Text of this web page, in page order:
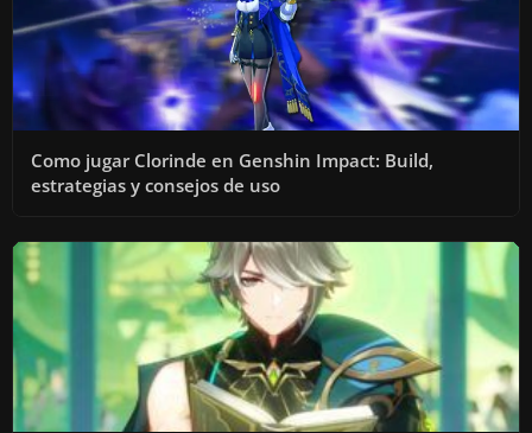
Como jugar Clorinde en Genshin Impact: Build,
estrategias y consejos de uso